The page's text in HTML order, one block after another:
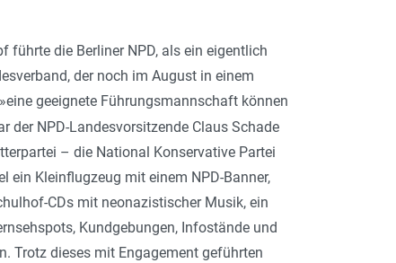
führte die Berliner NPD, als ein eigentlich
der noch im August in einem
geeignete Führungsmannschaft können
der NPD-Landesvorsitzende Claus Schade
– die National Konservative Partei
ein Kleinflugzeug mit einem NPD-Banner,
CDs mit neonazistischer Musik, ein
Kundgebungen, Infostände und
Trotz dieses mit Engagement geführten